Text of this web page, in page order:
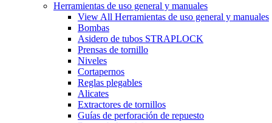
Herramientas de uso general y manuales
View All Herramientas de uso general y manuales
Bombas
Asidero de tubos STRAPLOCK
Prensas de tornillo
Niveles
Cortapernos
Reglas plegables
Alicates
Extractores de tornillos
Guías de perforación de repuesto